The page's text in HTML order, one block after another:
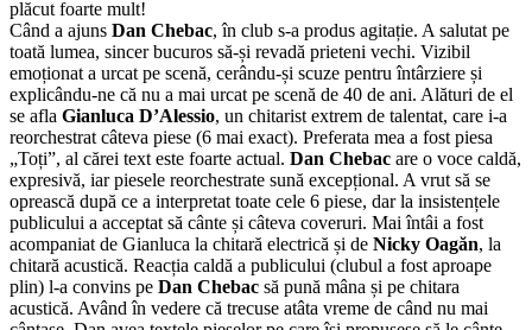
plăcut foarte mult!
Când a ajuns Dan Chebac, în club s-a produs agitație. A salutat pe
toată lumea, sincer bucuros să-și revadă prieteni vechi. Vizibil
emoționat a urcat pe scenă, cerându-și scuze pentru întârziere și
explicându-ne că nu a mai urcat pe scenă de 40 de ani. Alături de el
se afla Gianluca D’Alessio, un chitarist extrem de talentat, care i-a
reorchestrat câteva piese (6 mai exact). Preferata mea a fost piesa
„Toți”, al cărei text este foarte actual. Dan Chebac are o voce caldă,
expresivă, iar piesele reorchestrate sună excepțional. A vrut să se
oprească după ce a interpretat toate cele 6 piese, dar la insistențele
publicului a acceptat să cânte și câteva coveruri. Mai întâi a fost
acompaniat de Gianluca la chitară electrică și de Nicky Oagăn, la
chitară acustică. Reacția caldă a publicului (clubul a fost aproape
plin) l-a convins pe Dan Chebac să pună mâna și pe chitara
acustică. Având în vedere că trecuse atâta vreme de când nu mai